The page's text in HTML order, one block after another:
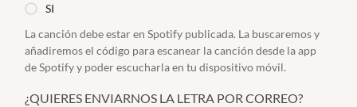
SI
La canción debe estar en Spotify publicada. La buscaremos y
añadiremos el código para escanear la canción desde la app
de Spotify y poder escucharla en tu dispositivo móvil.
¿QUIERES ENVIARNOS LA LETRA POR CORREO?